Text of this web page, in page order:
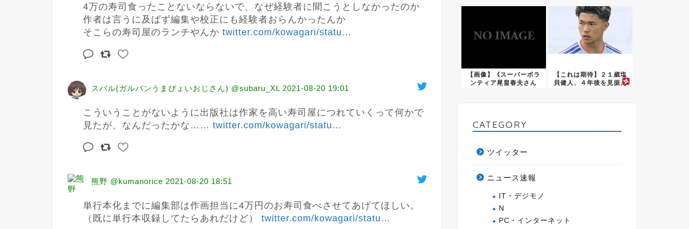
4万の寿司食ったことないならないで、なぜ経験者に聞こうとしなかったのか
作者は言うに及ばず編集や校正にも経験者おらんかったんか
そこらの寿司屋のランチやんか twitter.com/kowagari/statu …
スバル(ガルパンうまぴょいおじさん) @subaru_XL 2021-08-20 19:01
こういうことがないように出版社は作家を高い寿司屋につれていくって何かで
見たが、なんだったかな…… twitter.com/kowagari/statu …
熊野 @kumanorice 2021-08-20 18:51
単行本化までに編集部は作画担当に4万円のお寿司食べさせてあげてほしい。
（既に単行本収録してたらあれだけど） twitter.com/kowagari/statu …
【画像】《スーパーボラ
ンティア尾畠春夫さん
【これは期待】２１歳塩
貝健人、４年後を見据え
CATEGORY
ツイッター
ニュース速報
IT・デジモノ
N
PC・インターネット